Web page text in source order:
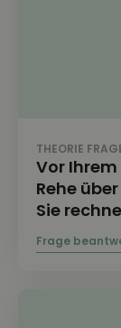
THEORIE
Vor
Rehe
Sie